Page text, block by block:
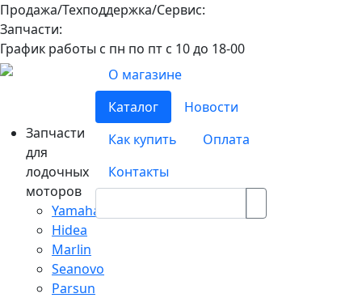
Продажа/Техподдержка/Сервис:
Запчасти:
График работы с пн по пт с 10 до 18-00
Запчасти
для
лодочных
моторов
Yamaha
Hidea
Marlin
Seanovo
Parsun
О магазине
Каталог
Новости
Как купить
Оплата
Контакты